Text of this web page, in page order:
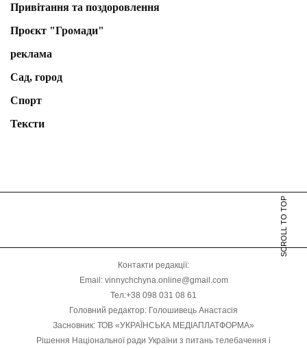
Привітання та поздоровлення
Проєкт "Громади"
реклама
Сад, город
Спорт
Тексти
SCROLL TO TOP
Контакти редакції:
Email: vinnychchyna.online@gmail.com
Тел:+38 098 031 08 61
Головний редактор: Голошивець Анастасія
Засновник: ТОВ «УКРАЇНСЬКА МЕДІАПЛАТФОРМА»
Рішення Національної ради України з питань телебачення і